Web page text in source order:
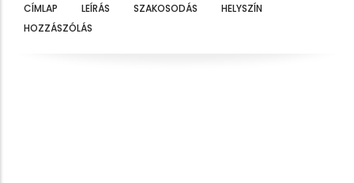
CÍMLAP LEÍRÁS SZAKOSODÁS
HELYSZÍN
HOZZÁSZÓLÁS